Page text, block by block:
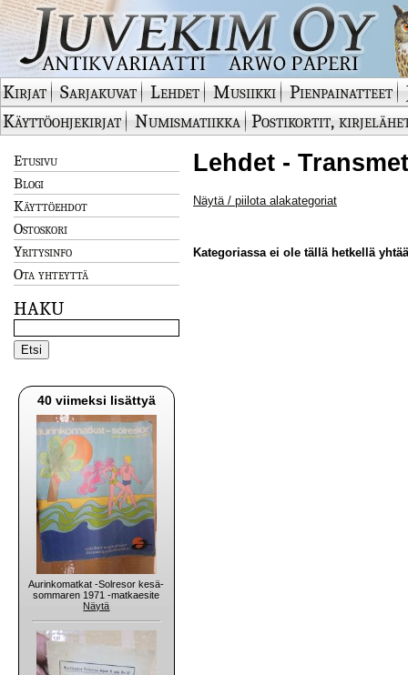
Kirjat Sarjakuvat Lehdet Musiikki Pienpainatteet
Käyttöohjekirjat
Numismatiikka Postikortit,
Etusivu
Blogi
Käyttöehdot
Ostoskori
Yritysinfo
Ota yhteyttä
HAKU
40 viimeksi lisättyä
Aurinkomatkat -Solresor kesä-
sommaren 1971 -matkaesite
Näytä
Lehdet -
Näytä / piilota alakategoriat
Kategoriassa ei ole tällä hetkellä